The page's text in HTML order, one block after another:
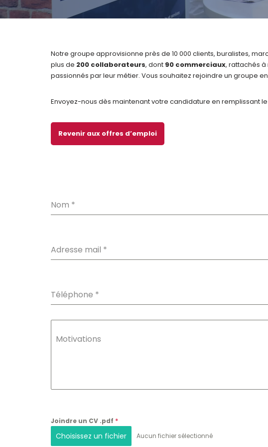
Notre groupe approvisionne près de 10 000 clients, buralistes,
plus de 200 collaborateurs, dont 90 commerciaux, rattachés à
passionnés par leur métier. Vous souhaitez rejoindre un groupe
Envoyez-nous dès maintenant votre candidature en remplissant
Revenir aux offres d’emploi
Nom *
Adresse mail *
Téléphone *
Motivations
Joindre un CV .pdf *
Choisissez un fichier Aucun fichier sélectionné